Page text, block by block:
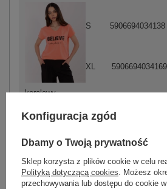
koralowy
S 5906694034138
XL 5906694034169
S 5906694034176
Konfiguracja zgód
Dbamy o Twoją prywatność
Sklep korzysta z plików cookie w celu
Polityką dotyczącą cookies. Możesz
przechowywania lub dostępu do cookie